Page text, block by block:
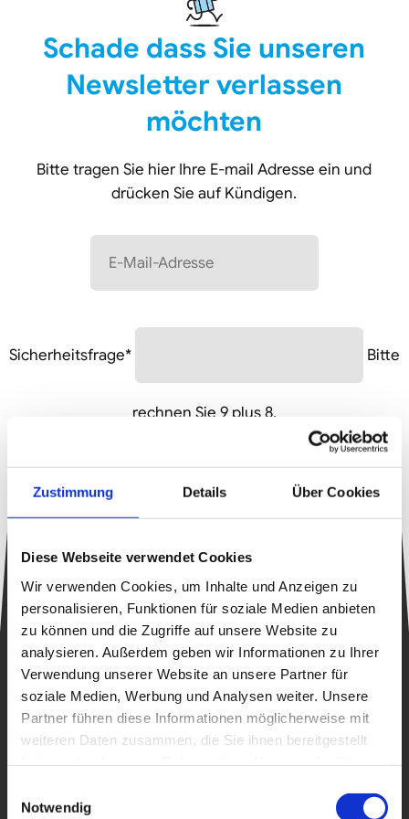
Zustimmung Details Über Cookies
Diese Webseite verwendet Cookies
Wir verwenden Cookies, um Inhalte und Anzeigen zu
personalisieren, Funktionen für soziale Medien anbieten
zu können und die Zugriffe auf unsere Website zu
analysieren. Außerdem geben wir Informationen zu Ihrer
Verwendung unserer Website an unsere Partner für
soziale Medien, Werbung und Analysen weiter. Unsere
Partner führen diese Informationen möglicherweise mit
weiteren Daten zusammen, die Sie ihnen bereitgestellt
Notwendig
Schade dass Sie unseren
Newsletter verlassen
möchten
Bitte tragen Sie hier Ihre E-mail Adresse ein und
drücken Sie auf Kündigen.
Adresse
Sicherheitsfrage* Bitte
rechnen Sie 9 plus 8.
Newsletter
Bleib informiert
E-
Mail-
Adresse
Chemie
Biologie
Rechnungswesen